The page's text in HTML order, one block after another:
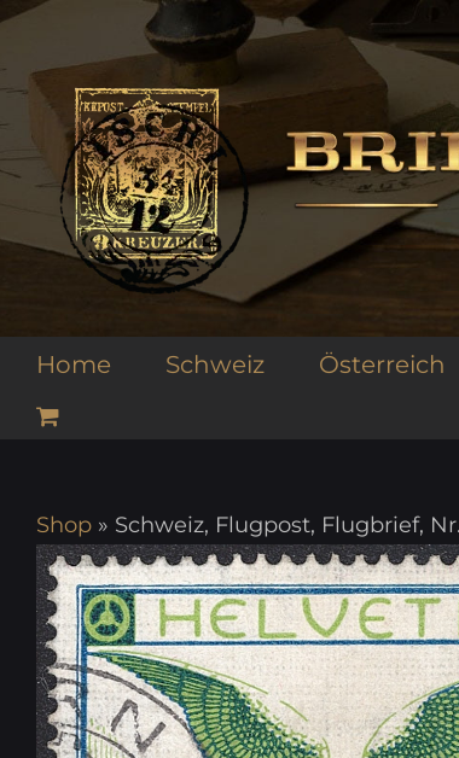
Zum
springen
Home Schweiz Österreich
Shop » Schweiz, Flugpost, Flugbrief,